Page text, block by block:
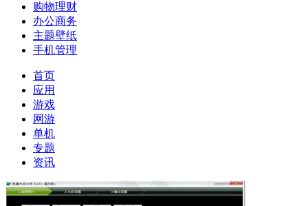
购物理财
办公商务
主题壁纸
手机管理
首页
应用
游戏
网游
单机
专题
资讯